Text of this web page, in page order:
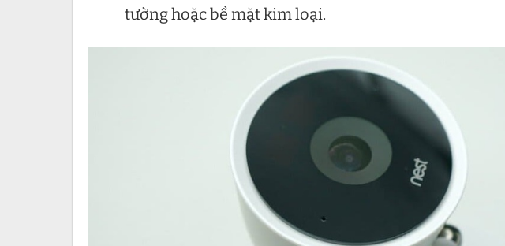
tường hoặc bề mặt kim loại.